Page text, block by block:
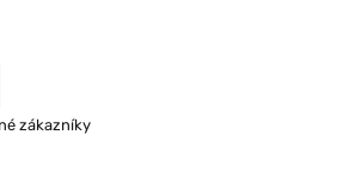
zákazníky